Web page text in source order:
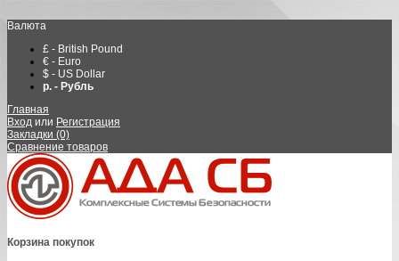
Валюта
£ - British Pound
€ - Euro
$ - US Dollar
р. - Рубль
Главная
Вход или Регистрация
Закладки (0)
Сравнение товаров
Корзина покупок